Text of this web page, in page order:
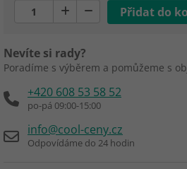
Nevíte si rady?
Poradíme s výběrem a pomůžeme s
+420 608 53 58 52
po-pá 09:00-15:00
info@cool-ceny.cz
Odpovídáme do 24 hodin